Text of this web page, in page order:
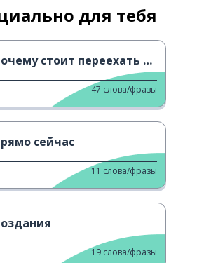
для тебя
стоит переехать в Польшу?
47 слова/фразы
сейчас
11 слова/фразы
19 слова/фразы